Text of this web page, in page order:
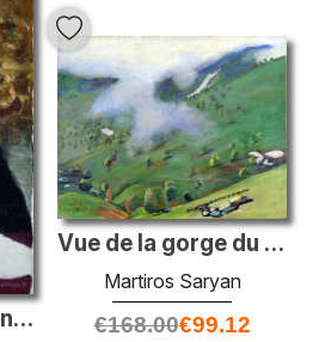
Portrait de Konstantin Petrovich Pobedonostsev
Vue de la gorge du col de la poussette
Martiros Saryan
€168.00€99.12